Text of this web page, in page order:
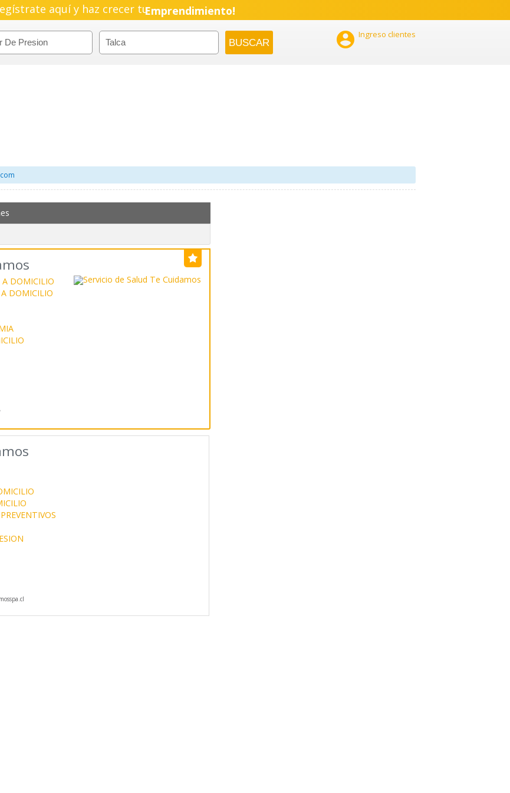
aquí y haz crecer tuEmprendimiento!
 Ingreso clientes
A DOMICILIO
DOMICILIO